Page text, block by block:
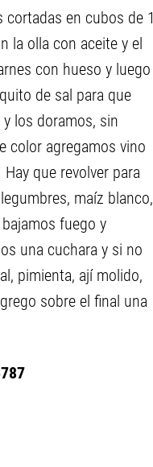
cortadas en cubos de 1
la olla con aceite y el
con hueso y luego
de sal para que
los doramos, sin
color agregamos vino
que revolver para
maíz blanco,
fuego y
una cuchara y si no
pimienta, ají molido,
sobre el final una